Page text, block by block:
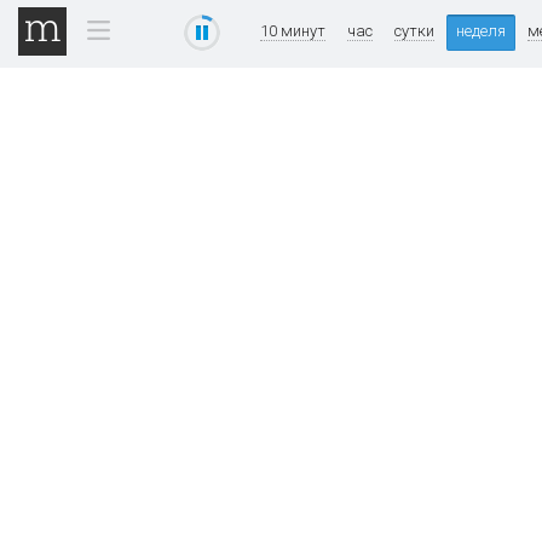
10 минут час сутки неделя